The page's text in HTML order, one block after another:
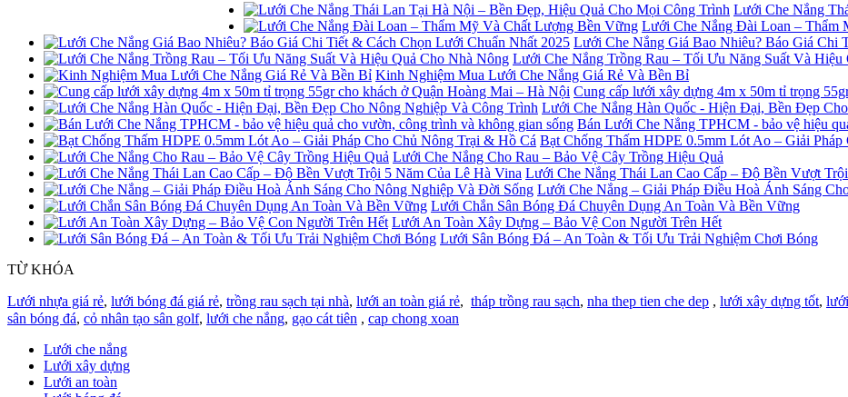
Lưới Che Nắng
Lưới Che Nắng Đài Loan – Thẩm
Lưới Che Nắng Giá Bao Nhiêu? Báo Giá Chi
Lưới Che Nắng Trồng Rau – Tối Ưu Năng Suất Và Hiệu
Kinh Nghiệm Mua Lưới Che Nắng Giá Rẻ Và Bền Bỉ
Cung cấp lưới xây dựng 4m x 50m tỉ trọng
Lưới Che Nắng Hàn Quốc - Hiện Đại, Bền Đẹp
Bán Lưới Che Nắng TPHCM - bảo vệ hiệu
Bạt Chống Thấm HDPE 0.5mm Lót Ao – Giải
Lưới Che Nắng Cho Rau – Bảo Vệ Cây Trồng Hiệu Quả
Lưới Che Nắng Thái Lan Cao Cấp – Độ Bền Vượt
Lưới Che Nắng – Giải Pháp Điều Hoà Ánh Sáng
Lưới Chắn Sân Bóng Đá Chuyên Dụng An Toàn Và Bền Vững
Lưới An Toàn Xây Dựng – Bảo Vệ Con Người Trên Hết
Lưới Sân Bóng Đá – An Toàn & Tối Ưu Trải Nghiệm Chơi Bóng
TỪ KHÓA
Lưới nhựa giá rẻ, lưới bóng đá giá rẻ, trồng rau sạch tại nhà, lưới an toàn giá rẻ, tháp trồng rau sạch, nha thep tien che dep , lưới xây dựng tốt,
sân bóng đá, cỏ nhân tạo sân golf, lưới che nắng, gạo cát tiên , cap chong xoan
Lưới che nắng
Lưới xây dựng
Lưới an toàn